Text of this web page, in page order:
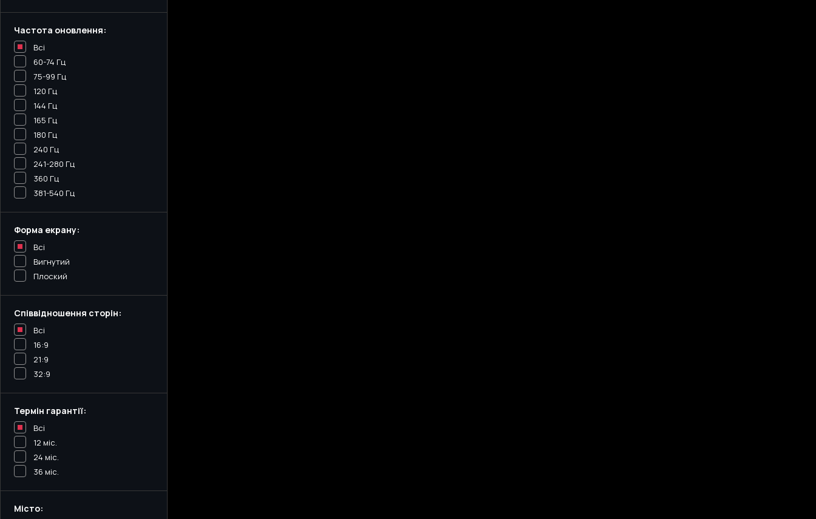
Частота оновлення:
Всі
60-74 Гц
75-99 Гц
120 Гц
144 Гц
165 Гц
180 Гц
240 Гц
241-280 Гц
360 Гц
381-540 Гц
Форма екрану:
Всі
Вигнутий
Плоский
Співвідношення сторін:
Всі
16:9
21:9
32:9
Термін гарантії:
Всі
12 міс.
24 міс.
36 міс.
Місто: